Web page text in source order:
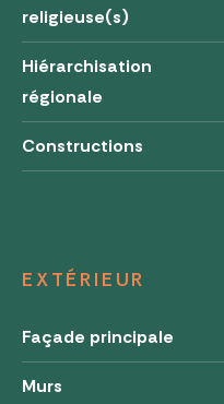
religieuse(s)
Hiérarchisation
régionale
Constructions
EXTÉRIEUR
Façade principale
Murs